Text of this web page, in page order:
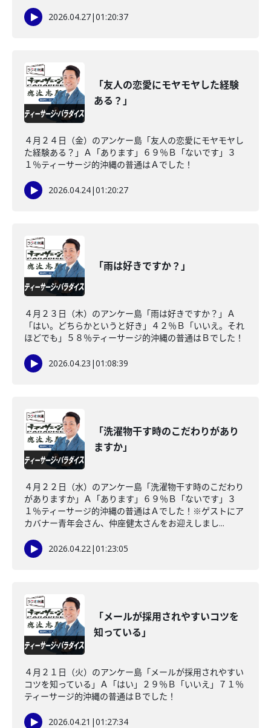
2026.04.27|01:20:37
「友人の恋愛にモヤモヤした経験
ある？」
４月２４日（金）のアンケー島「友人の恋愛にモヤモヤし
た経験ある？」Ａ「あります」６９％Ｂ「ないです」３
１％ティーサージ的沖縄の普通はＡでした！
2026.04.24|01:20:27
「雨は好きですか？」
４月２３日（木）のアンケー島「雨は好きですか？」Ａ
「はい。どちらかというと好き」４２％Ｂ「いいえ。それ
ほどでも」５８％ティーサージ的沖縄の普通はＢでした！
2026.04.23 |01:08:39
「洗濯物干す時のこだわりがあり
ますか」
４月２２日（水）のアンケー島「洗濯物干す時のこだわり
がありますか」Ａ「あります」６９％Ｂ「ないです」３
１％ティーサージ的沖縄の普通はＡでした！※ゲストにア
カバナー青年会さん、仲座健太さんをお迎えしまし...
2026.04.22|01:23:05
「メールが採用されやすいコツを
知っている」
４月２１日（火）のアンケー島「メールが採用されやすい
コツを知っている」Ａ「はい」２９％Ｂ「いいえ」７１％
ティーサージ的沖縄の普通はＢでした！
2026.04.21 |01:27:34